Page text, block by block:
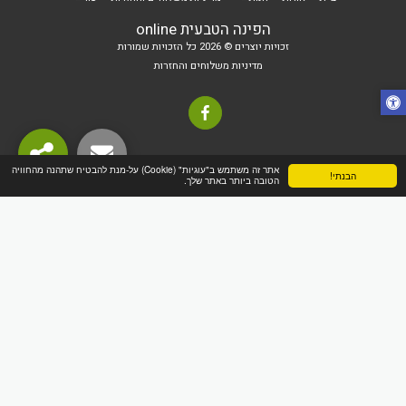
הבנתי!
אתר זה משתמש ב"עוגיות" (Cookie) על-מנת להבטיח שתהנה מהחוויה
הטובה ביותר באתר שלך.
הפינה הטבעית online
זכויות יוצרים © 2026 כל הזכויות שמורות
מדיניות משלוחים והחזרות